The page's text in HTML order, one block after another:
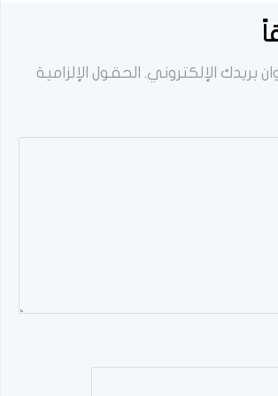
بريدك الإلكتروني. الحقول الإلزامية